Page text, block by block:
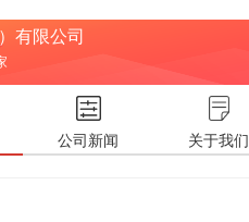
有限公司
公司新闻 关于我们